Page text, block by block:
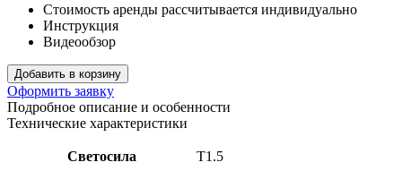
Стоимость аренды рассчитывается индивидуально
Инструкция
Видеообзор
Добавить в корзину
Оформить заявку
Подробное описание и особенности
Технические характеристики
Светосила T1.5